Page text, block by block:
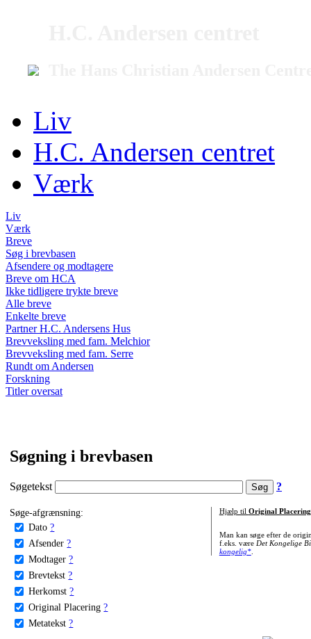
Liv
H.C. Andersen centret
Værk
Liv
Værk
Breve
Søg i brevbasen
Afsendere og modtagere
Breve om HCA
Ikke tidligere trykte breve
Alle breve
Enkelte breve
Partner H.C. Andersens Hus
Brevveksling med fam. Melchior
Brevveksling med fam. Serre
Rundt om Andersen
Forskning
Titler oversat
Søgning i brevbasen
Søgetekst ?
Søge-afgrænsning:
Dato ?
Afsender ?
Modtager ?
Brevtekst ?
Herkomst ?
Original Placering ?
Metatekst ?
Hjælp til Original Placering
Man kan søge efter de
f.eks. være Det Kongelige
kongelig*.